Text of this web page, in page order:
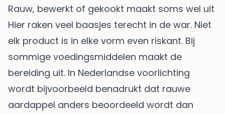
Rauw, bewerkt of gekookt maakt soms wel uit
Hier raken veel baasjes terecht in de war. Niet
elk product is in elke vorm even riskant. Bij
sommige voedingsmiddelen maakt de
bereiding uit. In Nederlandse voorlichting
wordt bijvoorbeeld benadrukt dat rauwe
aardappel anders beoordeeld wordt dan